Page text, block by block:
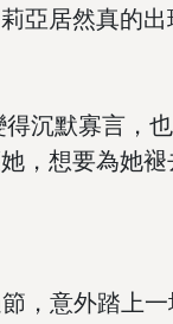
莉亞居然真的
沉默寡言，
，想要為她
，意外踏上